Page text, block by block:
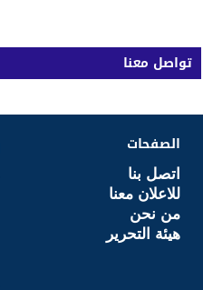
تواصل معنا
الصفحات
اتصل بنا
للاعلان معنا
من نحن
هيئة التحرير